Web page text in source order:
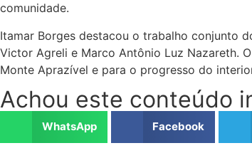
comunidade.
Itamar Borges destacou o trabalho conjunto
Victor Agreli e Marco Antônio Luz Nazareth.
Monte Aprazível e para o progresso do
Achou este conteúdo
WhatsApp Facebook